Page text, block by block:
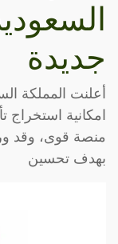
جديدة
أعلنت المملكة
امكانية
منصة قوى، وقد
بهدف تحسين